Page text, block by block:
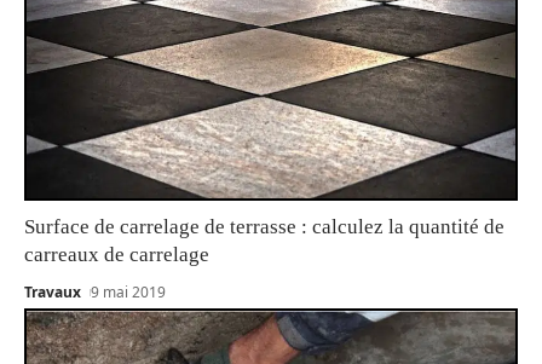
Surface de carrelage de terrasse : calculez la quantité de
carreaux de carrelage
Travaux 9 mai 2019